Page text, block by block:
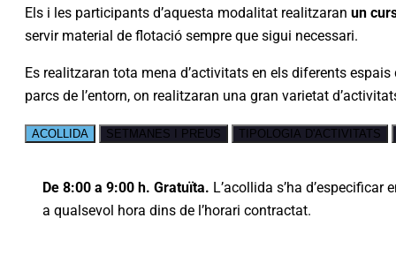
Els i les participants d’aquesta modalitat realitzaran un
servir material de flotació sempre que sigui necessari.
Es realitzaran tota mena d’activitats en els diferents
parcs de l’entorn, on realitzaran una gran varietat
ACOLLIDA SETMANES I PREUS TIPOLOGIA D'ACTIVITATS
De 8:00 a 9:00 h. Gratuïta. L’acollida s’ha
a qualsevol hora dins de l’horari contractat.